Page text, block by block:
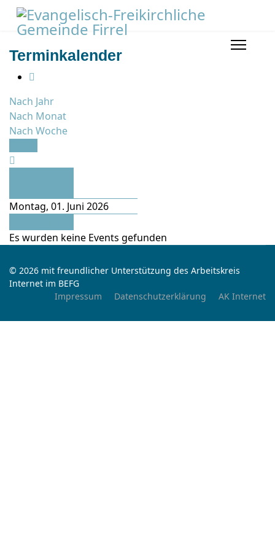
Terminkalender
Nach Jahr
Nach Monat
Nach Woche
Montag, 01. Juni 2026
Es wurden keine Events gefunden
© 2026 mit freundlicher Unterstützung des Arbeitskreis
Internet im BEFG
Impressum
Datenschutzerklärung AK Internet